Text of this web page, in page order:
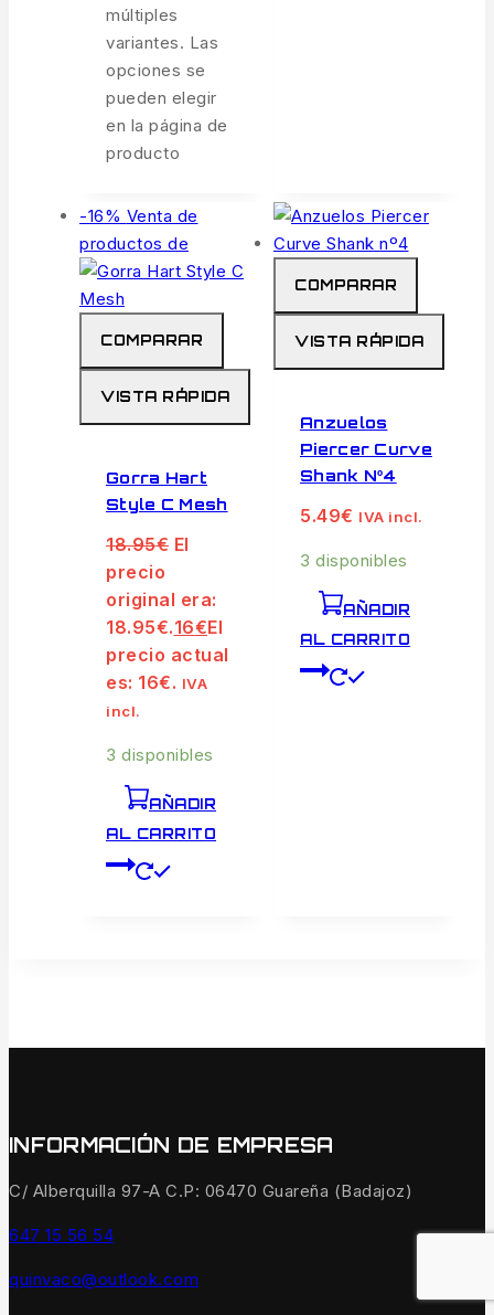
múltiples
variantes. Las
opciones se
pueden elegir
en la página de
producto
-16% Venta de
productos de
COMPARAR
VISTA RÁPIDA
Gorra Hart
Style C Mesh
18.95€ El
precio
original era:
18.95€.16€El
precio actual
es: 16€. IVA
incl.
3 disponibles
AÑADIR
AL CARRITO
COMPARAR
VISTA RÁPIDA
Anzuelos
Piercer Curve
Shank Nº4
5.49€ IVA incl.
3 disponibles
AÑADIR
AL CARRITO
INFORMACIÓN DE EMPRESA
C/ Alberquilla 97-A C.P: 06470 Guareña (Badajoz)
647 15 56 54
quinvaco@outlook.com